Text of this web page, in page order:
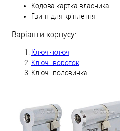
Кодова картка власника
Гвинт для кріплення
Варіанти корпусу:
Ключ - ключ
Ключ - вороток
Ключ - половинка